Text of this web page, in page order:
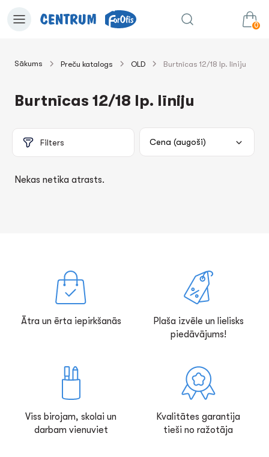
0
Sākums Preču katalogs OLD Burtnīcas 12/18 lp. līniju
Burtnīcas 12/18 lp. līniju
Filters
Nekas netika atrasts.
Ātra un ērta iepirkšanās
Plaša izvēle un lielisks
piedāvājums!
Viss birojam, skolai un
darbam vienuviet
Kvalitātes garantija
tieši no ražotāja